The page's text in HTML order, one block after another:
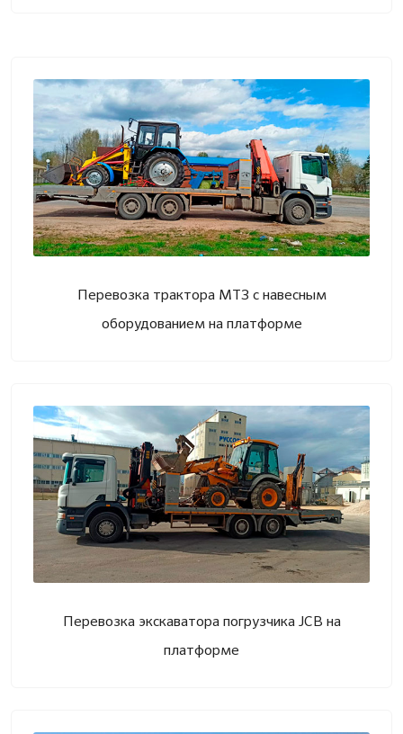
Перевозка трактора МТЗ с навесным
оборудованием на платформе
Перевозка экскаватора погрузчика JCB на
платформе